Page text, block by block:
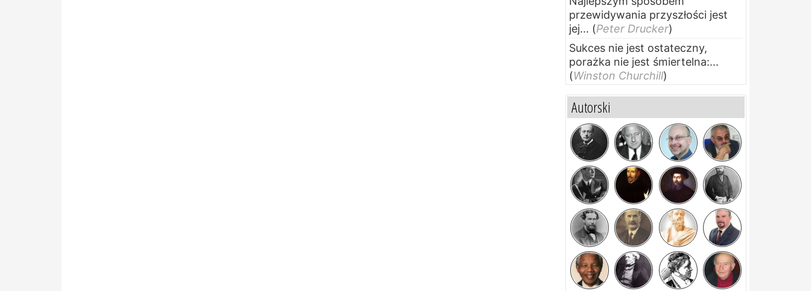
przewidywania przyszłości jest
jej... (Peter Drucker)
Sukces nie jest ostateczny,
porażka nie jest śmiertelna:...
(Winston Churchill)
Autorski